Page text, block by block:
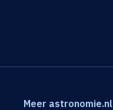
Meer astronomie.nl